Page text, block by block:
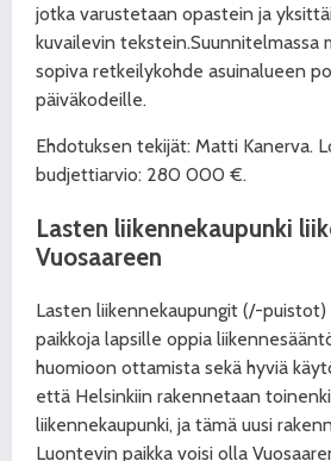
jotka varustetaan opastein ja
kuvailevin tekstein.Suunnitelmassa
sopiva retkeilykohde asuinalueen
päiväkodeille.
Ehdotuksen tekijät: Matti Kanerva.
budjettiarvio: 280 000 €.
Lasten liikennekaupunki
Vuosaareen
Lasten liikennekaupungit (/-
paikkoja lapsille oppia
huomioon ottamista sekä hyviä
että Helsinkiin rakennetaan
liikennekaupunki, ja tämä uusi
Luontevin paikka voisi olla